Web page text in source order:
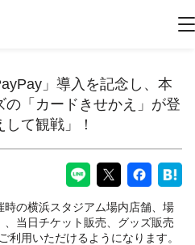
」導入を記念し、本
の「カードきせかえ」が登
て観戦」！
の横浜スタジアム場内店舗、場
当日チケット販売、グッズ販売
利用いただけるようになります。